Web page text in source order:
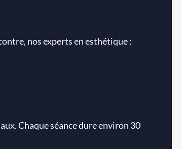
nos experts en esthétique :
Chaque séance dure environ 30